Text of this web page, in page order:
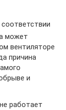
может
вентиляторе
причина
и
работает